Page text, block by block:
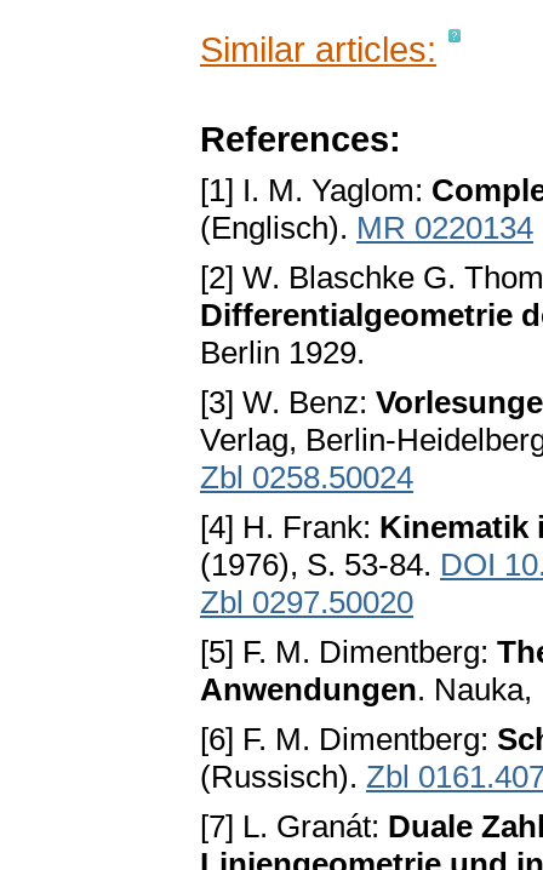
Similar articles:
References:
[1] I. M. Yaglom:
(Englisch). MR 0220134
[2] W. Blaschke G.
Differentialgeometrie
Berlin 1929.
[3] W. Benz:
Verlag, Berlin-
Zbl 0258.50024
[4] H. Frank: Kinematik
(1976), S. 53-84. DOI
Zbl 0297.50020
[5] F. M. Dimentberg:
Anwendungen.
[6] F. M. Dimentberg:
(Russisch). Zbl
[7] L. Granát: Duale